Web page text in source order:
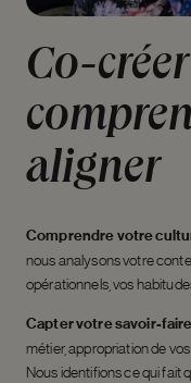
Co-créer
aligner
Comprendre votre
nous analysons votre
opérationnels, vos
Capter votre savoir-
métier, appropriation de
Nous identifions ce qui fait